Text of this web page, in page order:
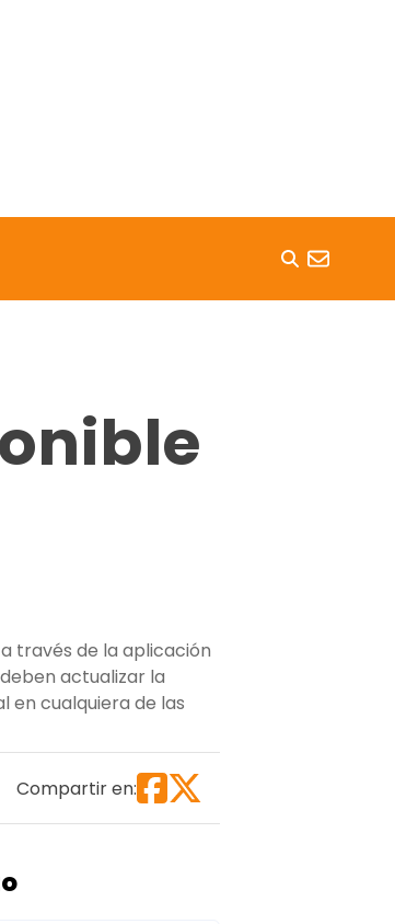
través de la aplicación
actualizar la
en cualquiera de las
Compartir en: